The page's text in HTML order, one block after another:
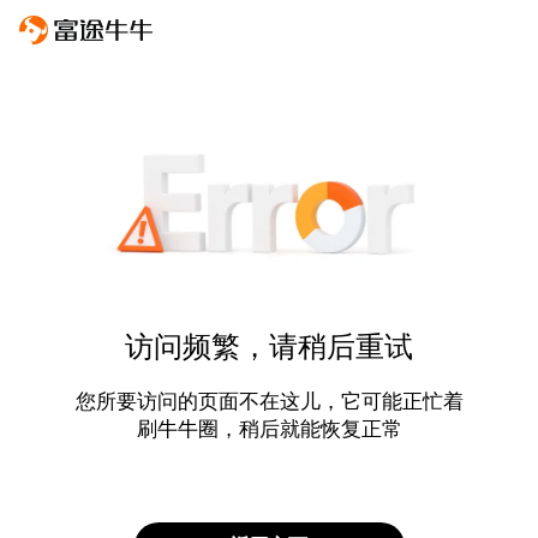
访问频繁，请稍后重试
您所要访问的页面不在这儿，它可能正忙着
刷牛牛圈，稍后就能恢复正常